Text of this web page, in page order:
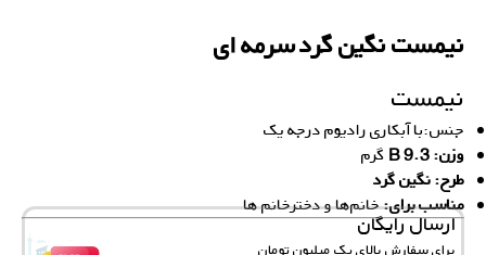
نیمست نگین گرد سرمه ای
نیمست
جنس:با آبکاری رادیوم درجه یک
وزن: 9.3 B
گرم
طرح: نگین گرد
مناسب برای:خانم‌ها و دخترخانم ها
ارسال رایگان
برای سفارش‌ بالای یک میلیون تومان